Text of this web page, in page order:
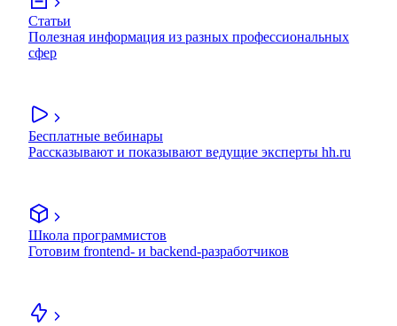
Статьи
Полезная информация из разных профессиональных
сфер
Бесплатные вебинары
Рассказывают и показывают ведущие эксперты hh.ru
Школа программистов
Готовим frontend- и backend-разработчиков